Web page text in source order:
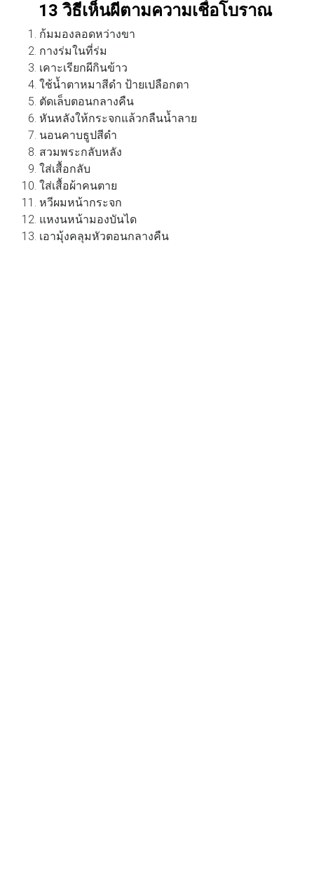
13 วิธีเห็นผีตามความเชื่อโบราณ
ก้มมองลอดหว่างขา
กางร่มในที่ร่ม
เคาะเรียกผีกินข้าว
ใช้น้ำตาหมาสีดำ ป้ายเปลือกตา
ตัดเล็บตอนกลางคืน
หันหลังให้กระจกแล้วกลืนน้ำลาย
นอนคาบธูปสีดำ
สวมพระกลับหลัง
ใส่เสื้อกลับ
ใส่เสื้อผ้าคนตาย
หวีผมหน้ากระจก
แหงนหน้ามองบันได
เอามุ้งคลุมหัวตอนกลางคืน